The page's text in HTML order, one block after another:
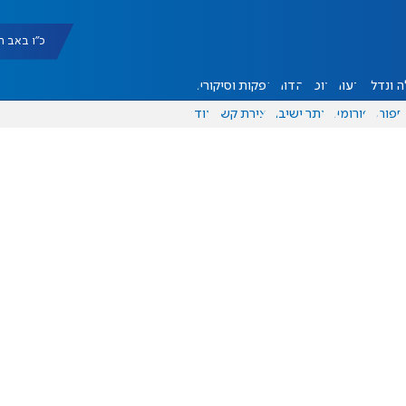
כ"ו באב
ונדל"ן דעות אוכל יהדות הפקות וסיקורים
ספורט פורומים אתר ישיבה יצירת קשר עוד